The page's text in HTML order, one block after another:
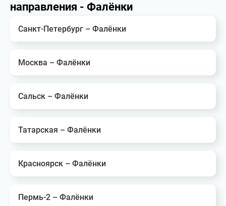
направления - Фалёнки
Санкт-Петербург – Фалёнки
Москва – Фалёнки
Сальск – Фалёнки
Татарская – Фалёнки
Красноярск – Фалёнки
Пермь-2 – Фалёнки